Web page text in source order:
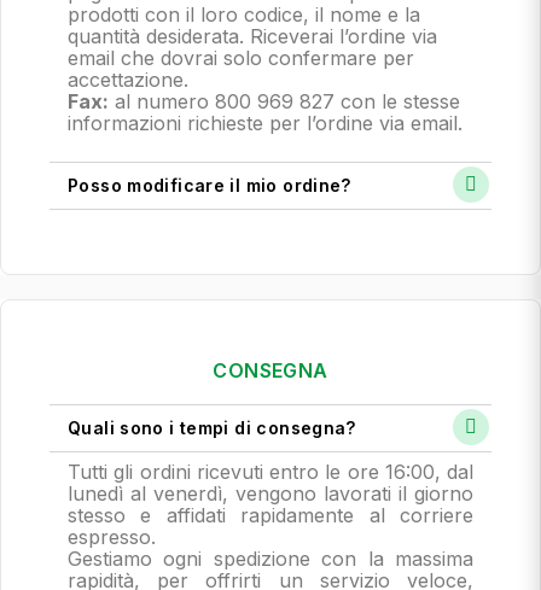
prodotti con il loro codice, il nome e la
quantità desiderata. Riceverai l’ordine via
email che dovrai solo confermare per
accettazione.
Fax: al numero 800 969 827 con le stesse
informazioni richieste per l’ordine via email.
Posso modificare il mio ordine?
CONSEGNA
Quali sono i tempi di consegna?
Tutti gli ordini ricevuti entro le ore 16:00, dal
lunedì al venerdì, vengono lavorati il giorno
stesso e affidati rapidamente al corriere
espresso.
Gestiamo ogni spedizione con la massima
rapidità, per offrirti un servizio veloce,